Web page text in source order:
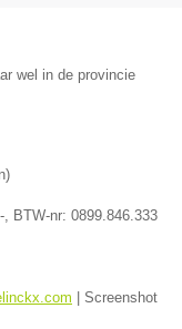
wel in de provincie
)
-, BTW-nr: 0899.846.333
Screenshot